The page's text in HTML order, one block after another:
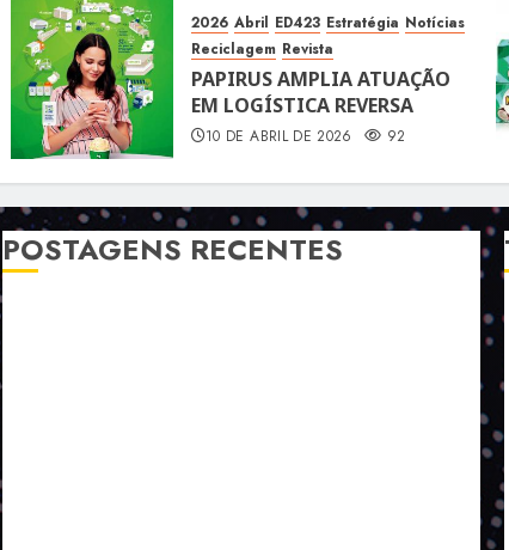
2026 Abril ED423 Estratégia Notícias
Reciclagem Revista
PAPIRUS AMPLIA ATUAÇÃO
EM LOGÍSTICA REVERSA
10 DE ABRIL DE 2026 92
POSTAGENS RECENTES
A LINGUAGEM DE OUTRAS CORES
ESCALA, INCLUSÃO E TECNOLOGIA?
O DESENVOLVIMENTO DE EMBALAGENS COM UM